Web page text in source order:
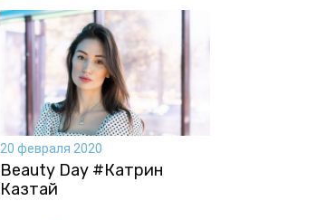
20 февраля 2020
Beauty Day #Катрин
Казтай